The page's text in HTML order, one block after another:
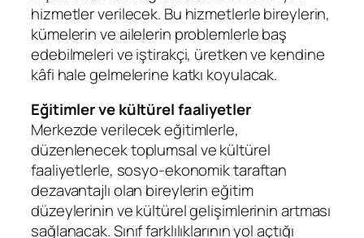
hizmetler verilecek. Bu hizmetlerle bireylerin,
kümelerin ve ailelerin problemlerle baş
edebilmeleri ve iştirakçi, üretken ve kendine
kâfi hale gelmelerine katkı koyulacak.
Eğitimler ve kültürel faaliyetler
Merkezde verilecek eğitimlerle,
düzenlenecek toplumsal ve kültürel
faaliyetlerle, sosyo-ekonomik taraftan
dezavantajlı olan bireylerin eğitim
düzeylerinin ve kültürel gelişimlerinin artması
sağlanacak. Sınıf farklılıklarının yol açtığı